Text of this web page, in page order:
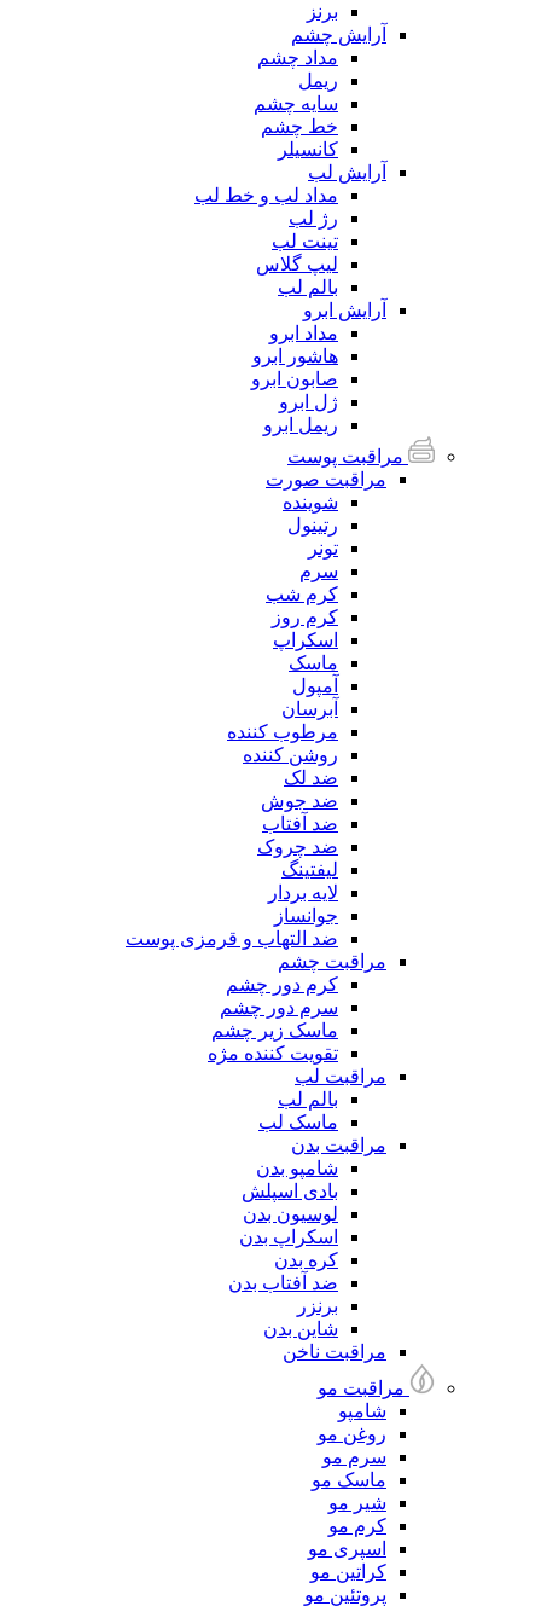
برنز
آرایش چشم
مداد چشم
ریمل
سایه چشم
خط چشم
کانسیلر
آرایش لب
مداد لب و خط لب
رژ لب
تینت لب
لیپ گلاس
بالم لب
آرایش ابرو
مداد ابرو
هاشور ابرو
صابون ابرو
ژل ابرو
ریمل ابرو
مراقبت پوست
مراقبت صورت
شوینده
رتینول
تونر
سرم
کرم شب
کرم روز
اسکراپ
ماسک
آمپول
آبرسان
مرطوب کننده
روشن کننده
ضد لک
ضد جوش
ضد آفتاب
ضد چروک
لیفتینگ
لایه بردار
جوانساز
ضد التهاب و قرمزی پوست
مراقبت چشم
کرم دور چشم
سرم دور چشم
ماسک زیر چشم
تقویت کننده مژه
مراقبت لب
بالم لب
ماسک لب
مراقبت بدن
شامپو بدن
بادی اسپلش
لوسیون بدن
اسکراپ بدن
کره بدن
ضد آفتاب بدن
برنزر
شاین بدن
مراقبت ناخن
مراقبت مو
شامپو
روغن مو
سرم مو
ماسک مو
شیر مو
کرم مو
اسپری مو
کراتین مو
پروتئین مو